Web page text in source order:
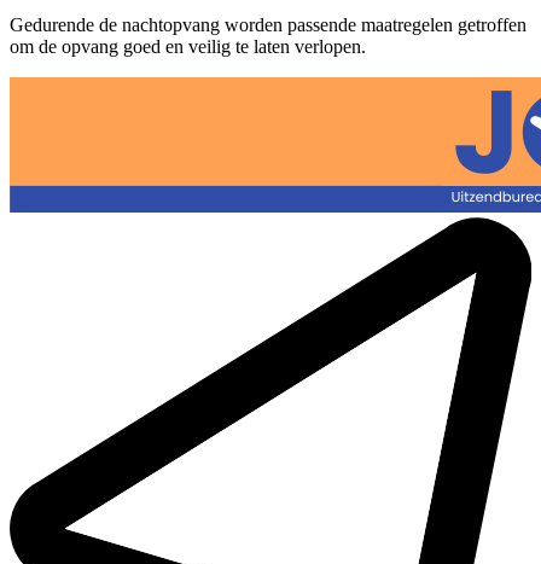
Gedurende de nachtopvang worden passende maatregelen getroffen
om de opvang goed en veilig te laten verlopen.